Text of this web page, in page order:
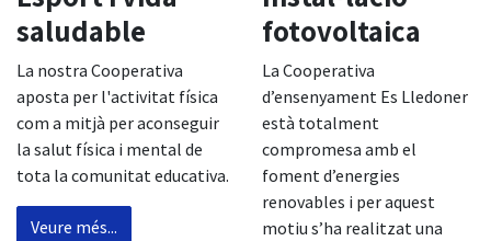
saludable
La nostra Cooperativa
aposta per l'activitat física
com a mitjà per aconseguir
la salut física i mental de
tota la comunitat educativa.
Veure més...
fotovoltaica
La Cooperativa
d’ensenyament Es Lledoner
està totalment
compromesa amb el
foment d’energies
renovables i per aquest
motiu s’ha realitzat una